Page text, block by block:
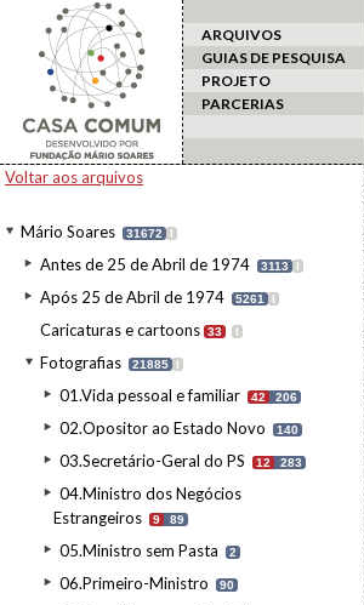
ARQUIVOS
GUIAS DE PESQUISA
PROJETO
PARCERIAS
Voltar aos arquivos
Mário Soares 31672 I
Antes de 25 de Abril de 1974 3113 I
Após 25 de Abril de 1974 5261 I
Caricaturas e cartoons 33 I
Fotografias 21885 I
01.Vida pessoal e familiar 42 206
02.Opositor ao Estado Novo 140
03.Secretário-Geral do PS 12 283
04.Ministro dos Negócios
Estrangeiros
9 89
05.Ministro sem Pasta 2
06.Primeiro-Ministro 90